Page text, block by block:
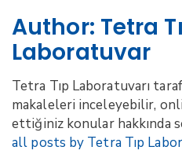
Author: Tetra
Laboratuvar
Tetra Tıp Laboratuvarı
makaleleri inceleyebilir,
ettiğiniz konular hakkında
all posts by Tetra Tıp